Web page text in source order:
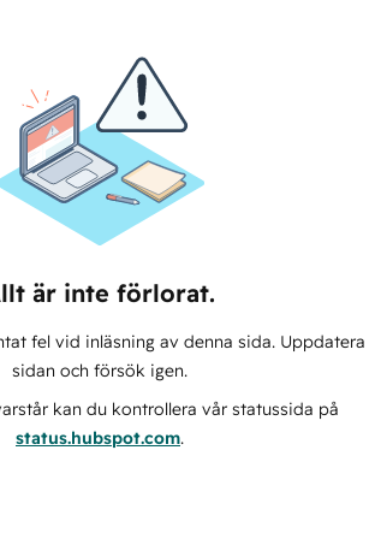
är inte förlorat.
fel vid inläsning av denna sida. Uppdatera
sidan och försök igen.
kan du kontrollera vår statussida på
status.hubspot.com.